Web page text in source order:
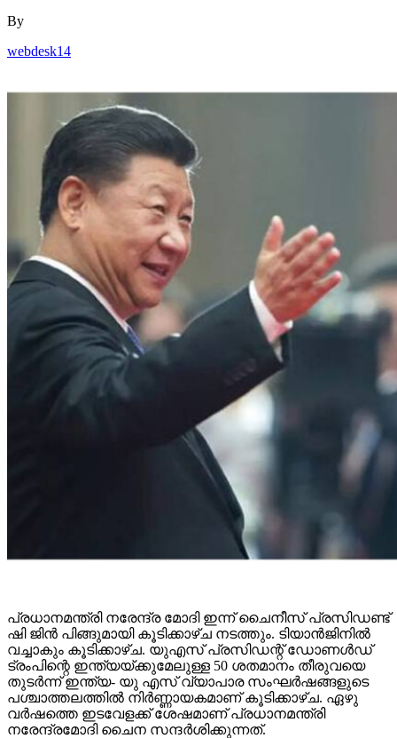
By
webdesk14
പ്രധാനമന്ത്രി നരേന്ദ്ര മോദി ഇന്ന് ചൈനീസ് പ്രസിഡണ്ട്
ഷി ജിൻ പിങ്ങുമായി കൂടിക്കാഴ്ച നടത്തും. ടിയാൻജിനിൽ
വച്ചാകും കൂടിക്കാഴ്ച. യുഎസ് പ്രസിഡന്റ് ഡോണൾഡ്
ട്രംപിന്റെ ഇന്ത്യയ്ക്കുമേലുള്ള 50 ശതമാനം തീരുവയെ
തുടർന്ന് ഇന്ത്യ- യു എസ് വ്യാപാര സംഘർഷങ്ങളുടെ
പശ്ചാത്തലത്തിൽ നിർണ്ണായകമാണ് കൂടിക്കാഴ്ച. ഏഴു
വർഷത്തെ ഇടവേളക്ക് ശേഷമാണ് പ്രധാനമന്ത്രി
നരേന്ദ്രമോദി ചൈന സന്ദർശിക്കുന്നത്.